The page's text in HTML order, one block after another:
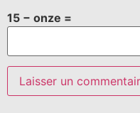
15 − onze =